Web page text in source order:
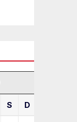
S D